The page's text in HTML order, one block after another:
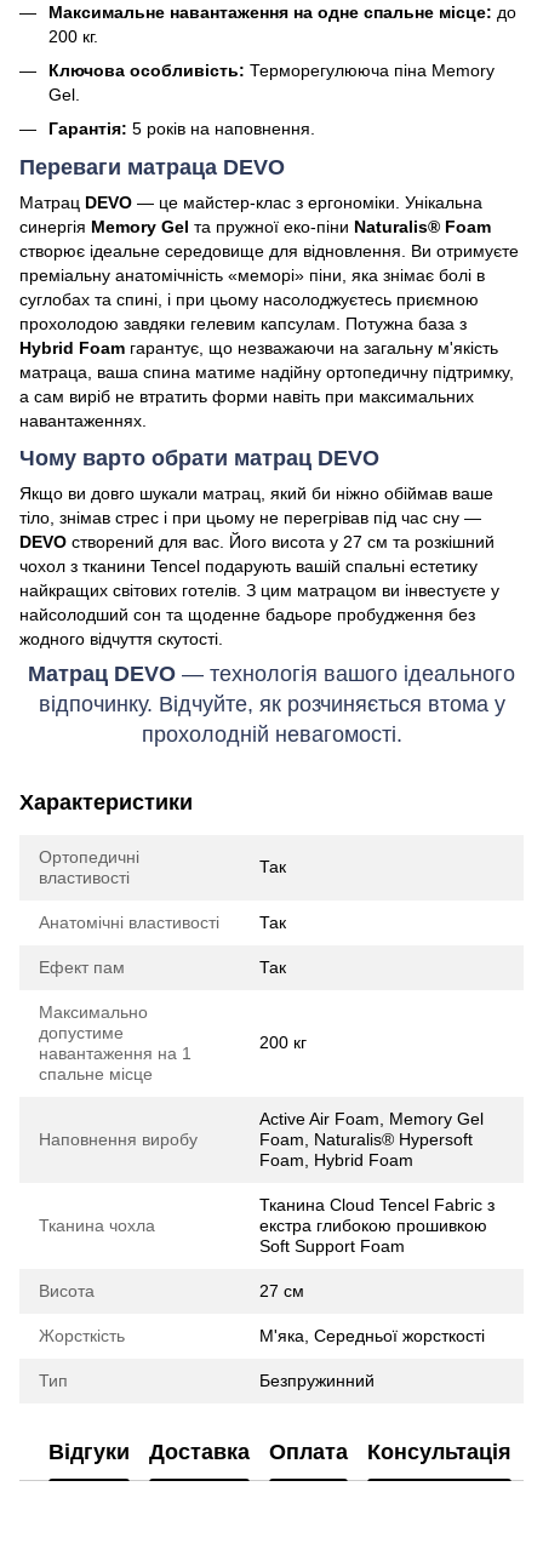
Максимальне навантаження на одне спальне місце: до
200 кг.
Ключова особливість: Терморегулююча піна Memory
Gel.
Гарантія: 5 років на наповнення.
Переваги матраца DEVO
Матрац DEVO — це майстер-клас з ергономіки. Унікальна
синергія Memory Gel та пружної еко-піни Naturalis® Foam
створює ідеальне середовище для відновлення. Ви отримуєте
преміальну анатомічність «меморі» піни, яка знімає болі в
суглобах та спині, і при цьому насолоджуєтесь приємною
прохолодою завдяки гелевим капсулам. Потужна база з
Hybrid Foam гарантує, що незважаючи на загальну м'якість
матраца, ваша спина матиме надійну ортопедичну підтримку,
а сам виріб не втратить форми навіть при максимальних
навантаженнях.
Чому варто обрати матрац DEVO
Якщо ви довго шукали матрац, який би ніжно обіймав ваше
тіло, знімав стрес і при цьому не перегрівав під час сну —
DEVO створений для вас. Його висота у 27 см та розкішний
чохол з тканини Tencel подарують вашій спальні естетику
найкращих світових готелів. З цим матрацом ви інвестуєте у
найсолодший сон та щоденне бадьоре пробудження без
жодного відчуття скутості.
Матрац DEVO — технологія вашого ідеального
відпочинку. Відчуйте, як розчиняється втома у
прохолодній невагомості.
Характеристики
Ортопедичні
властивості
Так
Анатомічні властивості Так
Ефект пам Так
Максимально
допустиме
навантаження на 1
спальне місце
200 кг
Наповнення виробу
Active Air Foam, Memory Gel
Foam, Naturalis® Hypersoft
Foam, Hybrid Foam
Тканина чохла
Тканина Cloud Tencel Fabric з
екстра глибокою прошивкою
Soft Support Foam
Висота 27 см
Жорсткість М'яка, Середньої жорсткості
Тип Безпружинний
Відгуки Доставка Оплата Консультація